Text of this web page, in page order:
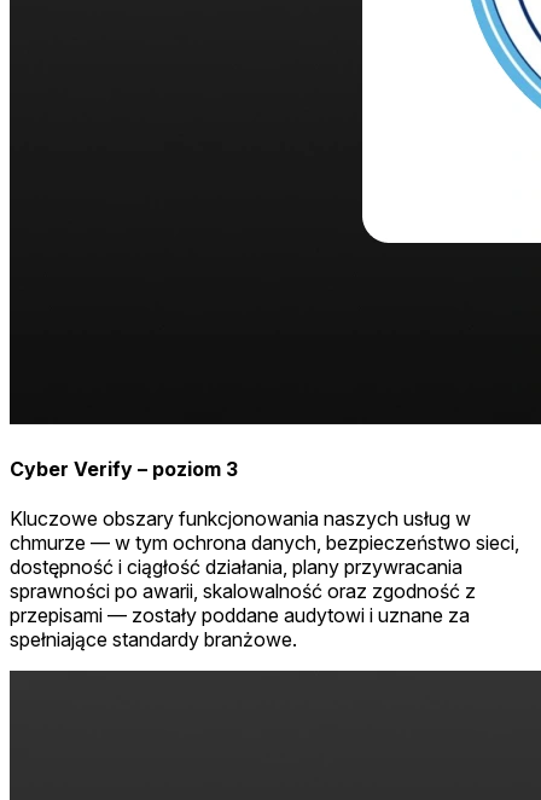
Cyber Verify – poziom 3
Kluczowe obszary funkcjonowania naszych usług w
chmurze — w tym ochrona danych, bezpieczeństwo sieci,
dostępność i ciągłość działania, plany przywracania
sprawności po awarii, skalowalność oraz zgodność z
przepisami — zostały poddane audytowi i uznane za
spełniające standardy branżowe.